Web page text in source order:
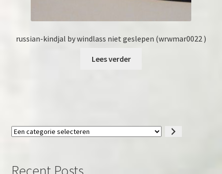
russian-kindjal by windlass niet geslepen (wrwmar0022 )
Lees verder
Een
Recent Posts